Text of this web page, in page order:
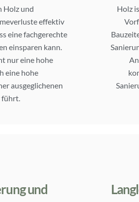
Holz und
effektiv
eine fachgerechte
einsparen kann.
nur eine hohe
eine hohe
ausgeglichenen
Holz
und